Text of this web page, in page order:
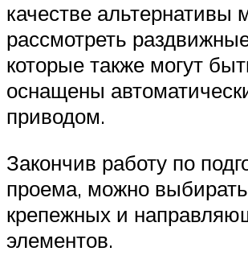
качестве альтернативы
рассмотреть
которые также могут
оснащены
приводом.
Закончив работу по
проема, можно
крепежных и
элементов.